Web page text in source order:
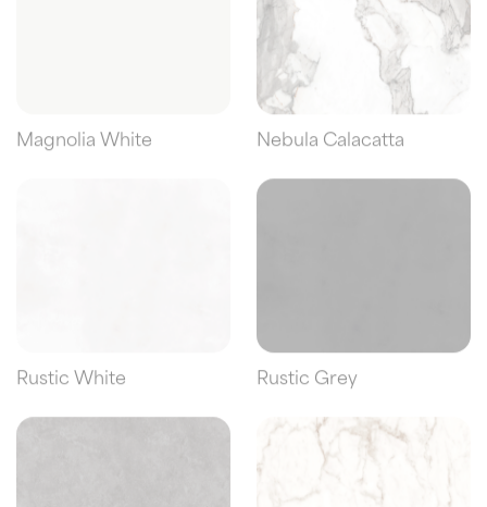
Nebula Calacatta